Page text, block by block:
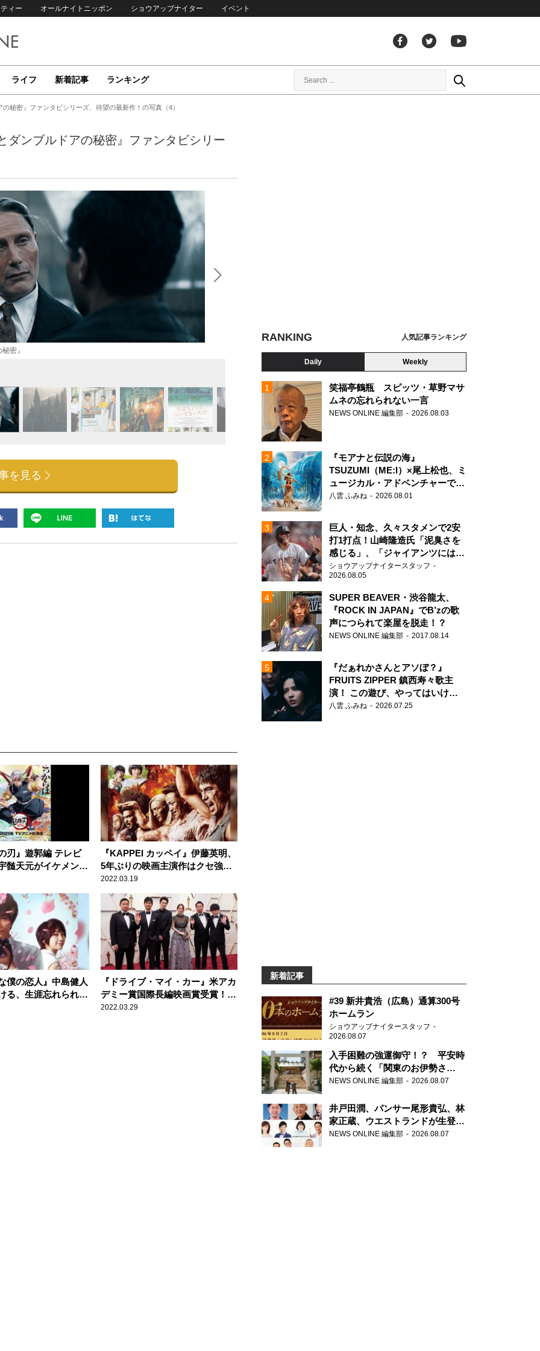
ィー オールナイトニッポン ショウアップナイター イベント
ライフ 新着記事 ランキング
秘密』ファンタビシリーズ、待望の最新作！の写真（4）
ダンブルドアの秘密』ファンタビシリー
密』 『ファンタスティック・ビーストとダンブルドアの秘密』
を見る
刃』遊郭編 テレビ
天元がイケメンす
『KAPPEI カッペイ』伊藤英明、
5年ぶりの映画主演作はクセ強す
ぎ？
2022.03.19
僕の恋人』中島健人
る、生涯忘れられな
『ドライブ・マイ・カー』米アカ
デミー賞国際長編映画賞受賞！
その国際的に愛される所以
2022.03.29
RANKING 人気記事ランキング
Daily Weekly
笑福亭鶴瓶 スピッツ・草野マサ
ムネの忘れられない一言
NEWS ONLINE 編集部 2026.08.03
『モアナと伝説の海』
TSUZUMI（ME:I）×尾上松也、ミ
ュージカル・アドベンチャーで美
声を響かせる
八雲 ふみね 2026.08.01
巨人・知念、久々スタメンで2安
打1打点！山崎隆造氏「泥臭さを
感じる」、「ジャイアンツには少
ないタイプ」
ショウアップナイタースタッフ
2026.08.05
SUPER BEAVER・渋谷龍太、
『ROCK IN JAPAN』でB’zの歌
声につられて楽屋を脱走！？
NEWS ONLINE 編集部 2017.08.14
『だぁれかさんとアソぼ？』
FRUITS ZIPPER 鎮西寿々歌主
演！ この遊び、やってはいけま
せん。
八雲 ふみね 2026.07.25
新着記事
#39 新井貴浩（広島）通算300号
ホームラン
ショウアップナイタースタッフ
2026.08.07
入手困難の強運御守！？ 平安時
代から続く「関東のお伊勢さ
ま」、芝大神宮にてランパンプス
NEWS ONLINE 編集部 2026.08.07
井戸田潤、パンサー尾形貴弘、林
家正蔵、ウエストランドが生登
場！『ラジオビバリー昼ズ』
NEWS ONLINE 編集部 2026.08.07